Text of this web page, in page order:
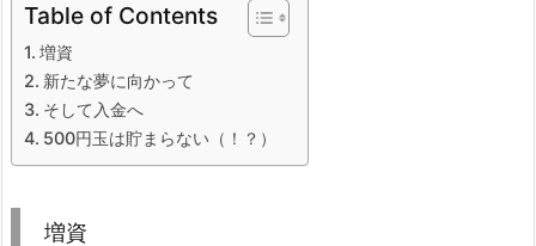
Table of Contents
増資
新たな夢に向かって
そして入金へ
500円玉は貯まらない（！？）
増資